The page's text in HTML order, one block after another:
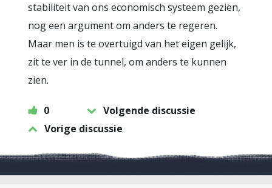
stabiliteit van ons economisch systeem gezien,
nog een argument om anders te regeren.
Maar men is te overtuigd van het eigen gelijk,
zit te ver in de tunnel, om anders te kunnen
zien.
0
Volgende discussie
Vorige discussie